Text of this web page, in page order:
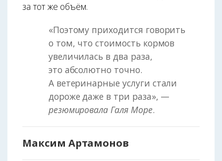
за тот же объём.
«Поэтому приходится говорить
о том, что стоимость кормов
увеличилась в два раза,
это абсолютно точно.
А ветеринарные услуги стали
дороже даже в три раза», —
резюмировала Галя Море.
Максим Артамонов